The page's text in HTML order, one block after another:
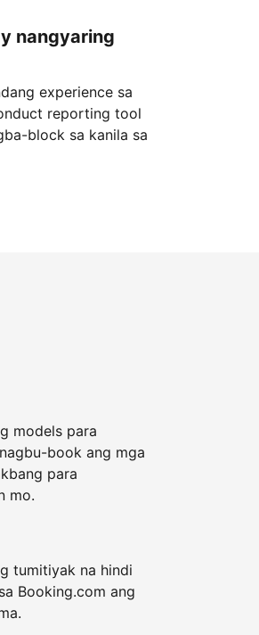
nangyaring
experience sa
reporting tool
block sa kanila sa
models para
book ang mga
para
mo.
tumitiyak na hindi
Booking.com ang